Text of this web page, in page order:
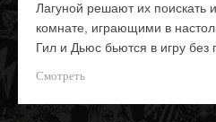
Лагуной решают их поискать
комнате, играющими в
Гил и Дьюс бьются в игру без
Смотреть